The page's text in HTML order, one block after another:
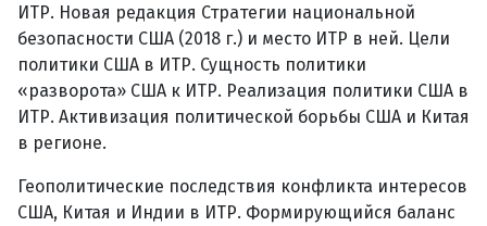
ИТР. Новая редакция Стратегии национальной
безопасности США (2018 г.) и место ИТР в ней. Цели
политики США в ИТР. Сущность политики
«разворота» США к ИТР. Реализация политики США в
ИТР. Активизация политической борьбы США и Китая
в регионе.
Геополитические последствия конфликта интересов
США, Китая и Индии в ИТР. Формирующийся баланс